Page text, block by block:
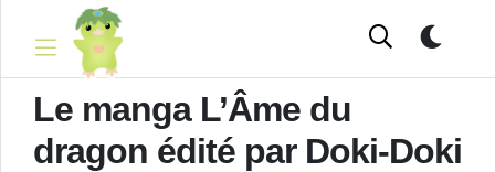
Le manga L’Âme du
dragon édité par Doki-Doki